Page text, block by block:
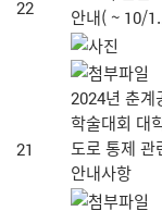
22
안내( ~ 10/
21
2024년 춘계
학술대회 대
도로 통제 관
안내사항